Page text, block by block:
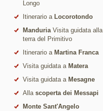
Longo
Itinerario a Locorotondo
ManduriaVisita guidata alla
terra del Primitivo
Itinerario a Martina Franca
Visita guidata a Matera
Visita guidata a Mesagne
Alla scoperta dei Messapi
Monte Sant'Angelo